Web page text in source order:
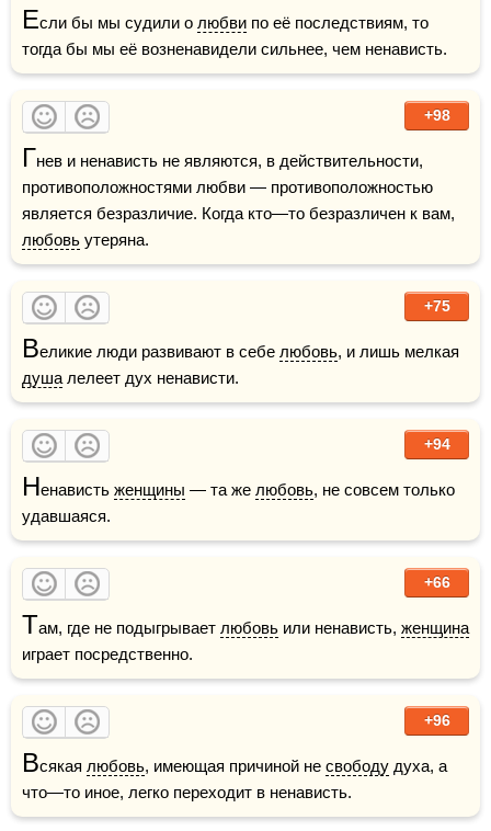
Если бы мы судили о любви по её последствиям, то
тогда бы мы её возненавидели сильнее, чем ненависть.
+98
Гнев и ненависть не являются, в действительности,
противоположностями любви — противоположностью
любовь утеряна.
+75
Великие люди развивают в себе любовь
душа лелеет дух ненависти.
+94
Ненависть женщины — та же любовь, не совсем только
удавшаяся.
+66
Там, где не подыгрывает любовь или ненависть, женщина
играет посредственно.
+96
Всякая любовь, имеющая причиной не свободу духа, а
что—то иное, легко переходит в ненависть.